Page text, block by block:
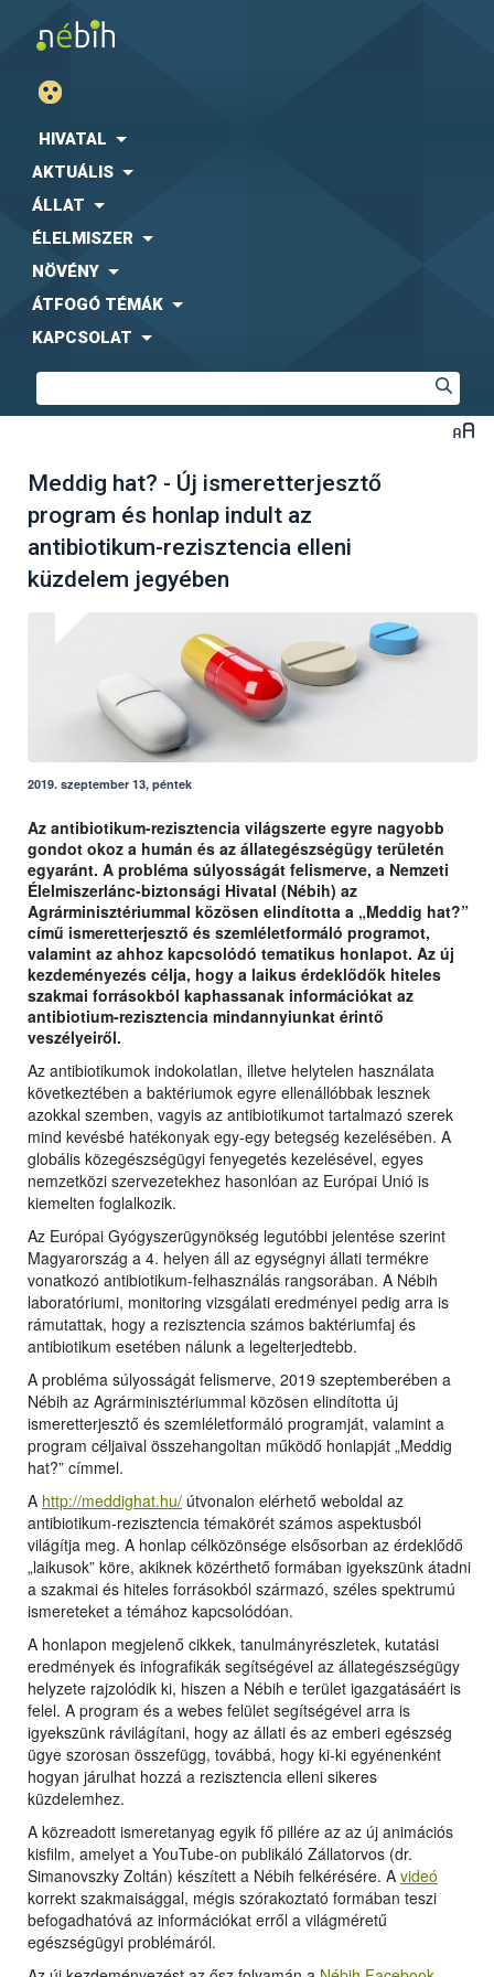
HIVATAL
AKTUÁLIS
ÁLLAT
ÉLELMISZER
NÖVÉNY
ÁTFOGÓ TÉMÁK
KAPCSOLAT
Meddig hat? - Új ismeretterjesztő
program és honlap indult az
antibiotikum-rezisztencia elleni
küzdelem jegyében
2019. szeptember 13, péntek
Az antibiotikum-rezisztencia világszerte egyre nagyobb
gondot okoz a humán és az állategészségügy területén
egyaránt. A probléma súlyosságát felismerve, a Nemzeti
Élelmiszerlánc-biztonsági Hivatal (Nébih) az
Agrárminisztériummal közösen elindította a „Meddig hat?”
című ismeretterjesztő és szemléletformáló programot,
valamint az ahhoz kapcsolódó tematikus honlapot. Az új
kezdeményezés célja, hogy a laikus érdeklődők hiteles
szakmai forrásokból kaphassanak információkat az
antibiotium-rezisztencia mindannyiunkat érintő
veszélyeiről.
Az antibiotikumok indokolatlan, illetve helytelen használata
következtében a baktériumok egyre ellenállóbbak lesznek
azokkal szemben, vagyis az antibiotikumot tartalmazó szerek
mind kevésbé hatékonyak egy-egy betegség kezelésében. A
globális közegészségügyi fenyegetés kezelésével, egyes
nemzetközi szervezetekhez hasonlóan az Európai Unió is
kiemelten foglalkozik.
Az Európai Gyógyszerügynökség legutóbbi jelentése szerint
Magyarország a 4. helyen áll az egységnyi állati termékre
vonatkozó antibiotikum-felhasználás rangsorában. A Nébih
laboratóriumi, monitoring vizsgálati eredményei pedig arra is
rámutattak, hogy a rezisztencia számos baktériumfaj és
antibiotikum esetében nálunk a legelterjedtebb.
A probléma súlyosságát felismerve, 2019 szeptemberében a
Nébih az Agrárminisztériummal közösen elindította új
ismeretterjesztő és szemléletformáló programját, valamint a
program céljaival összehangoltan működő honlapját „Meddig
hat?” címmel.
A http://meddighat.hu/ útvonalon elérhető weboldal az
antibiotikum-rezisztencia témakörét számos aspektusból
világítja meg. A honlap célközönsége elsősorban az érdeklődő
„laikusok” köre, akiknek közérthető formában igyekszünk átadni
a szakmai és hiteles forrásokból származó, széles spektrumú
ismereteket a témához kapcsolódóan.
A honlapon megjelenő cikkek, tanulmányrészletek, kutatási
eredmények és infografikák segítségével az állategészségügy
helyzete rajzolódik ki, hiszen a Nébih e terület igazgatásáért is
felel. A program és a webes felület segítségével arra is
igyekszünk rávilágítani, hogy az állati és az emberi egészség
ügye szorosan összefügg, továbbá, hogy ki-ki egyénenként
hogyan járulhat hozzá a rezisztencia elleni sikeres
küzdelemhez.
A közreadott ismeretanyag egyik fő pillére az az új animációs
kisfilm, amelyet a YouTube-on publikáló Zállatorvos (dr.
Simanovszky Zoltán) készített a Nébih felkérésére. A videó
korrekt szakmaisággal, mégis szórakoztató formában teszi
befogadhatóvá az információkat erről a világméretű
egészségügyi problémáról.